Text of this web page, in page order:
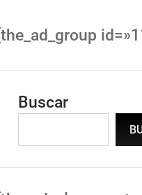
[the_ad_group
Buscar